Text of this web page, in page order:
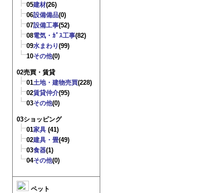
05建材(26)
06設備備品(0)
07設備工事(52)
08電気・ｶﾞｽ工事(82)
09水まわり(99)
10その他(0)
02売買・賃貸
01土地・建物売買(228)
02賃貸仲介(95)
03その他(0)
03ショッピング
01家具 (41)
02建具・畳(49)
03食器(1)
04その他(0)
ペット